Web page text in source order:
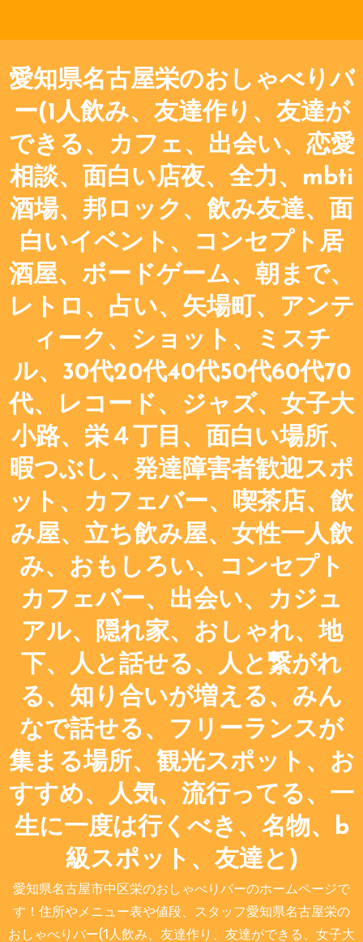
愛知県名古屋栄のおしゃべりバ
ー(1人飲み、友達作り、友達が
できる、カフェ、出会い、恋愛
相談、面白い店夜、全力、mbti
酒場、邦ロック、飲み友達、面
白いイベント、コンセプト居
酒屋、ボードゲーム、朝まで、
レトロ、占い、矢場町、アンテ
ィーク、ショット、ミスチ
ル、30代20代40代50代60代70
代、レコード、ジャズ、女子大
小路、栄４丁目、面白い場所、
暇つぶし、発達障害者歓迎スポ
ット、カフェバー、喫茶店、飲
み屋、立ち飲み屋、女性一人飲
み、おもしろい、コンセプト
カフェバー、出会い、カジュ
アル、隠れ家、おしゃれ、地
下、人と話せる、人と繋がれ
る、知り合いが増える、みん
なで話せる、フリーランスが
集まる場所、観光スポット、お
すすめ、人気、流行ってる、一
生に一度は行くべき、名物、b
級スポット、友達と)
愛知県名古屋市中区栄のおしゃべりバーのホームページで
す！住所やメニュー表や値段、スタッフ愛知県名古屋栄の
おしゃべりバー(1人飲み、友達作り、友達ができる、女子大